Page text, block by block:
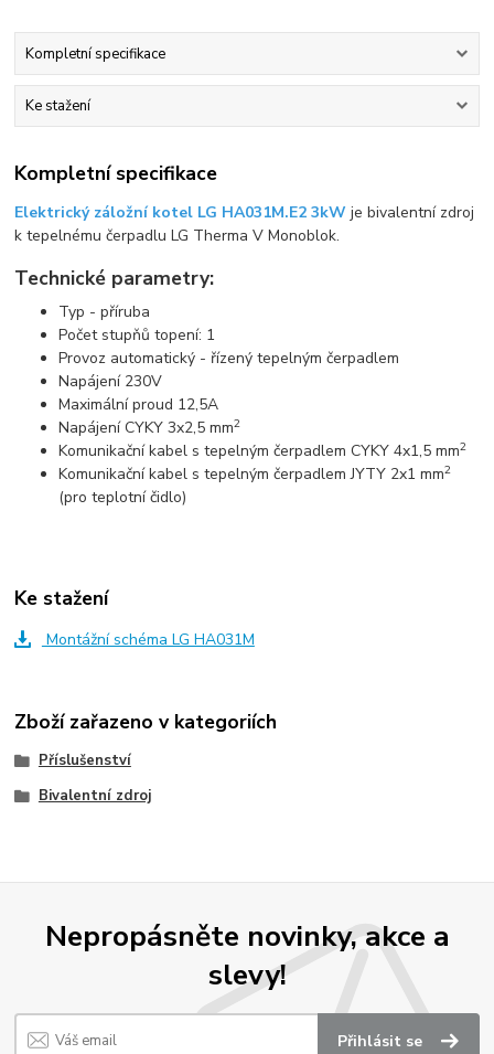
Kompletní specifikace
Ke stažení
Kompletní specifikace
Elektrický záložní kotel LG HA031M.E2 3kWje bivalentní zdroj
k tepelnému čerpadlu LG Therma V Monoblok.
Technické parametry:
Typ - příruba
Počet stupňů topení: 1
Provoz automatický - řízený tepelným čerpadlem
Napájení 230V
Maximální proud 12,5A
Napájení CYKY 3x2,5 mm2
Komunikační kabel s tepelným čerpadlem CYKY 4x1,5 mm2
Komunikační kabel s tepelným čerpadlem JYTY 2x1 mm2
(pro teplotní čidlo)
Ke stažení
Montážní schéma LG HA031M
Zboží zařazeno v kategoriích
Příslušenství
Bivalentní zdroj
Nepropásněte novinky, akce a
slevy!
Přihlásit se